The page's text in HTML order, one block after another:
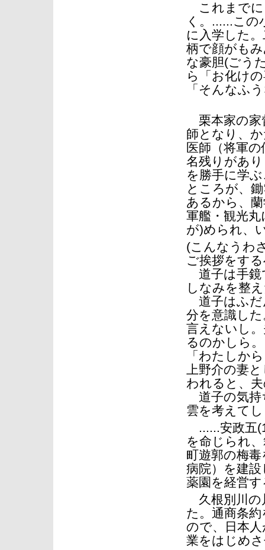
これまでに
く。......この
に入学した
柄で顔がも
な豪胆(ごう
ら「お化け
「そんなふ
栗本家の家
師となり、
医師（将軍
名残りがあ
を勝手に学
ところが、
あるから、
軍艦・観光
が)められ、
(こんなうわ
ご挨拶をす
道子は手鏡
しなみを整
道子はふだ
分を意識し
言えないし
るのかしら。
「わたしか
上野介の妻
われると、
道子の気持
雲を考えて
......安政五
を命じられ
町遊郭の梅
病院）を建
薬園を経営す
久根別川の
た。通商条
ので、日本
業をはじめ